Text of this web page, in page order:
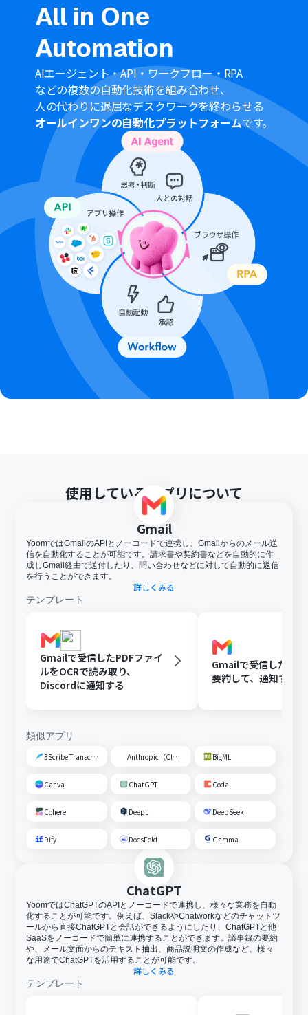
トリガーは5分、10分、15分、30分、60分の間隔で起動
間隔を選択できます。
プランによって最短の起動間隔が異なりますので、ご注意
ください。
ChatGPT（OpenAI）のアクションを実行するには、
OpenAIのAPI有料プランの契約が必要です。（APIが使用
されたときに支払いができる状態）詳細は
OpenAIの価格
設定をご参照ください。
ChatGPTのAPI利用はOpenAI社が有料で提供しており、
API疎通時のトークンにより従量課金される仕組みとなっ
ています。そのため、API使用時にお支払いが行える状況
でない場合エラーが発生しますのでご注意ください。
All in One
Automation
AIエージェント・API・ワークフロー・RPA
などの複数の自動化技術を組み合わせ、
人の代わりに退屈なデスクワークを終わらせる
オールインワンの自動化プラットフォームです。
使用しているアプリについて
Gmail
YoomではGmailのAPIとノーコードで連携し、Gmailからのメール送
信を自動化することが可能です。請求書や契約書などを自動的に作
成しGmail経由で送付したり、問い合わせなどに対して自動的に返信
を行うことができます。
詳しくみる
テンプレート
Gmailで受信したPDFファイ
ルをOCRで読み取り、
Discordに通知する
Gmailで受信した内
要約して、通知する
類似アプリ
3Scribe Transcription Anthropic（Claude） BigML
Canva ChatGPT Coda
Cohere DeepL DeepSeek
Dify DocsFold Gamma
ChatGPT
YoomではChatGPTのAPIとノーコードで連携し、様々な業務を自動
化することが可能です。例えば、SlackやChatworkなどのチャットツ
ールから直接ChatGPTと会話ができるようにしたり、ChatGPTと他
SaaSをノーコードで簡単に連携することができます。議事録の要約
や、メール文面からのテキスト抽出、商品説明文の作成など、様々
な用途でChatGPTを活用することが可能です。
詳しくみる
テンプレート